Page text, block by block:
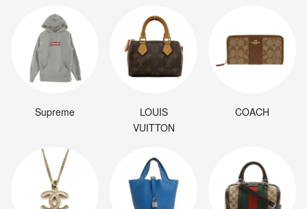
Supreme
LOUIS
VUITTON
COACH